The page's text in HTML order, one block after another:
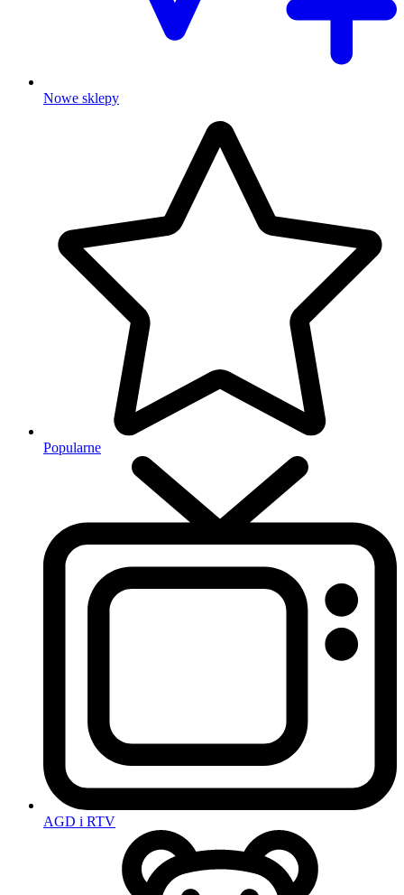
Nowe sklepy
Popularne
AGD i RTV